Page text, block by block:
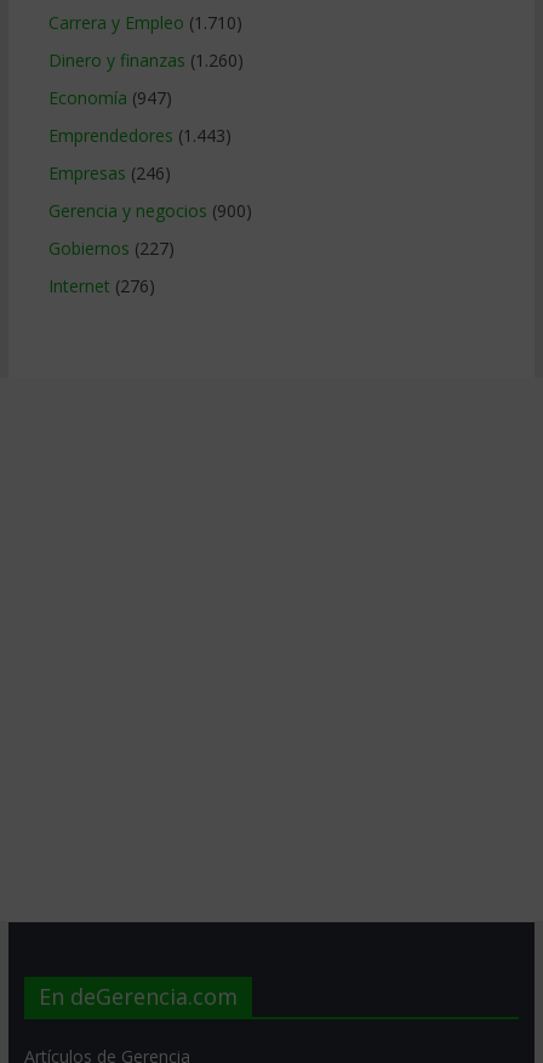
Carrera y Empleo (1.710)
Dinero y finanzas (1.260)
Economía (947)
Emprendedores (1.443)
Empresas (246)
Gerencia y negocios (900)
Gobiernos (227)
Internet (276)
En deGerencia.com
Artículos de Gerencia